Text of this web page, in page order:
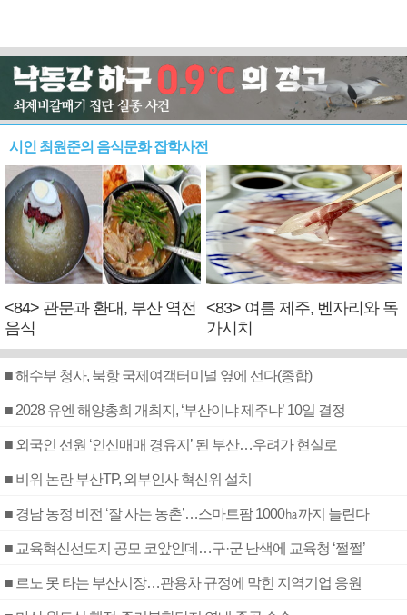
시인 최원준의 음식문화 잡학사전
<84> 관문과 환대, 부산 역전
음식
<83> 여름 제주, 벤자리와 독
가시치
■ 해수부 청사, 북항 국제여객터미널 옆에 선다(종합)
■ 2028 유엔 해양총회 개최지, ‘부산이냐 제주냐’ 10일 결정
■ 외국인 선원 ‘인신매매 경유지’ 된 부산…우려가 현실로
■ 비위 논란 부산TP, 외부인사 혁신위 설치
■ 경남 농정 비전 ‘잘 사는 농촌’…스마트팜 1000㏊까지 늘린다
■ 교육혁신선도지 공모 코앞인데…구·군 난색에 교육청 ‘쩔쩔’
■ 르노 못 타는 부산시장…관용차 규정에 막힌 지역기업 응원